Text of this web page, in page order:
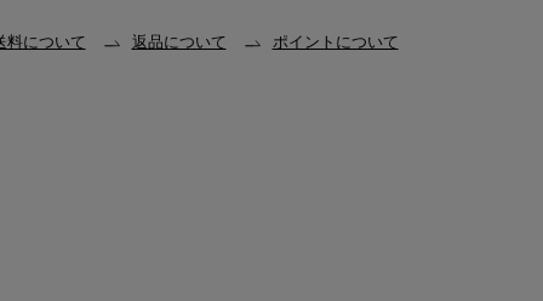
料について 返品について ポイントについて